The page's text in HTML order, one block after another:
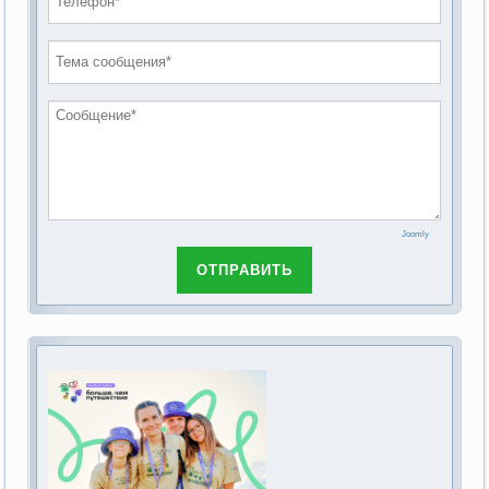
обсуждению Федерального закона Российской
основах социального обслуживания граждан в
2019 год
2018 год
Joomly
ОТПРАВИТЬ